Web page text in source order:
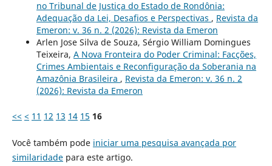
no Tribunal de Justiça do Estado de Rondônia:
Adequação da Lei, Desafios e Perspectivas , Revista da
Emeron: v. 36 n. 2 (2026): Revista da Emeron
Arlen Jose Silva de Souza, Sérgio William Domingues
Teixeira, A Nova Fronteira do Poder Criminal: Facções,
Crimes Ambientais e Reconfiguração da Soberania na
Amazônia Brasileira , Revista da Emeron: v. 36 n. 2
(2026): Revista da Emeron
<< < 11 12 13 14 15 16
Você também pode iniciar uma pesquisa avançada por
similaridadepara este artigo.